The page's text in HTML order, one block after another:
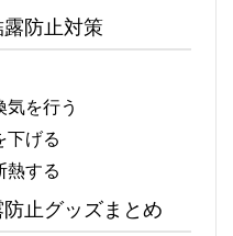
防止対策
気を行う
下げる
熱する
止グッズまとめ